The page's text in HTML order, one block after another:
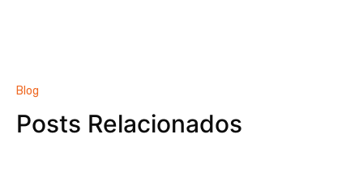
Blog
Posts Relacionados